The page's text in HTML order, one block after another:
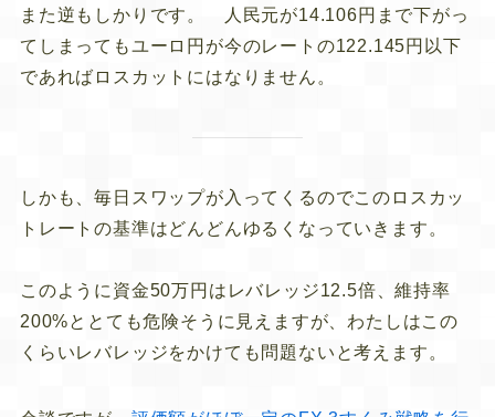
また逆もしかりです。 人民元が14.106円まで下がっ
てしまってもユーロ円が今のレートの122.145円以下
であればロスカットにはなりません。
しかも、毎日スワップが入ってくるのでこのロスカッ
トレートの基準はどんどんゆるくなっていきます。
このように資金50万円はレバレッジ12.5倍、維持率
200%ととても危険そうに見えますが、わたしはこの
くらいレバレッジをかけても問題ないと考えます。